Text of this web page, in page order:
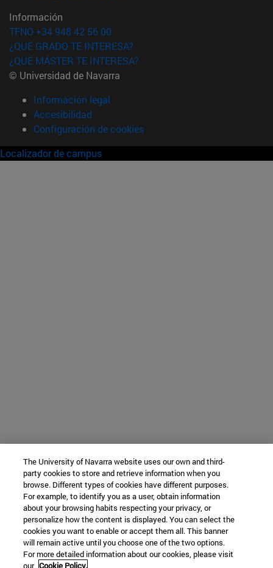
Información
TFNO +34 948 42 56 00
¿QUÉ GRADO TE INTERESA?
¿QUÉ MÁSTER TE INTERESA?
© Universidad de Navarra
Información legal
Accesibilidad
Configuración de cookies
Localizador de campus
The University of Navarra website uses our own and third-
party cookies to store and retrieve information when you
browse. Different types of cookies have different purposes.
For example, to identify you as a user, obtain information
about your browsing habits respecting your privacy, or
personalize how the content is displayed. You can select the
cookies you want to enable or accept them all. This banner
will remain active until you choose one of the two options.
For more detailed information about our cookies, please visit
our Cookie Policy.